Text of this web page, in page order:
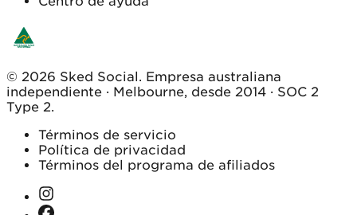
© 2026 Sked Social. Empresa australiana
independiente · Melbourne, desde 2014 · SOC 2
Type 2.
Términos de servicio
Política de privacidad
Términos del programa de afiliados